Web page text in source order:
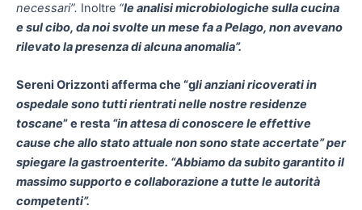
necessari”. Inoltre “le analisi microbiologiche sulla cucina
e sul cibo, da noi svolte un mese fa a Pelago, non avevano
rilevato la presenza di alcuna anomalia”.
Sereni Orizzonti afferma che “gli anziani ricoverati in
ospedale sono tutti rientrati nelle nostre residenze
toscane” e resta “in attesa di conoscere le effettive
cause che allo stato attuale non sono state accertate” per
spiegare la gastroenterite. “Abbiamo da subito garantito il
massimo supporto e collaborazione a tutte le autorità
competenti”.